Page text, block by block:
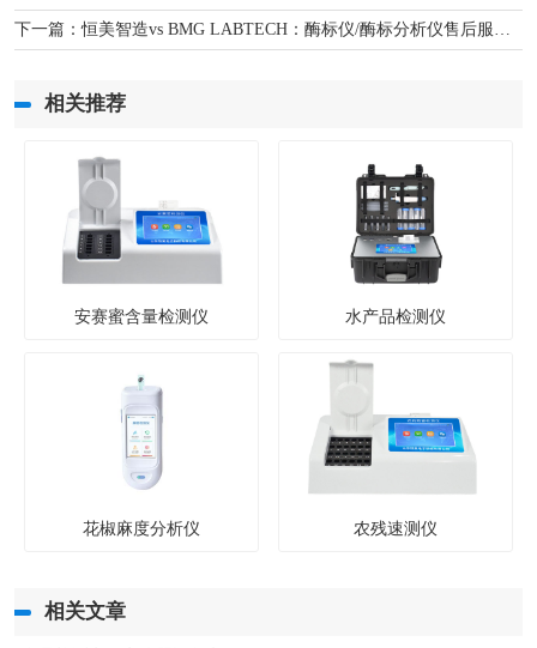
下一篇：恒美智造vs BMG LABTECH：酶标仪/酶标分析仪售后服务全面比较
相关推荐
安赛蜜含量检测仪 水产品检测仪
花椒麻度分析仪 农残速测仪
相关文章